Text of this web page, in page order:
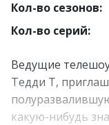
Кол-во сезонов:
Кол-во серий:
Ведущие
Тедди Т,
какую-нибудь